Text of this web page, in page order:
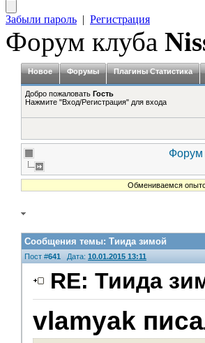
Забыли пароль | Регистрация
Форум клуба
Новое Форумы Плагины Статистика
Добро пожаловать Гость
Нажмите "Вход/Регистрация" для входа
Форум
Обмениваемся
Сообщения темы: Тиида зимой
Пост #641 Дата: 10.01.2015 13:11
RE: Тиида
vlamyak